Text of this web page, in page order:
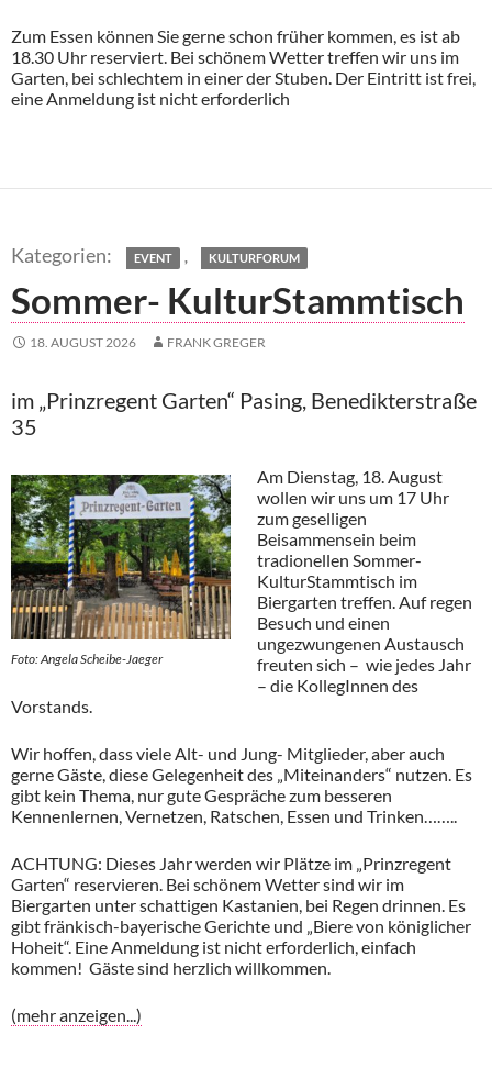
Zum Essen können Sie gerne schon früher kommen, es ist ab
18.30 Uhr reserviert. Bei schönem Wetter treffen wir uns im
Garten, bei schlechtem in einer der Stuben. Der Eintritt ist frei,
eine Anmeldung ist nicht erforderlich
EVENT , KULTURFORUM
Sommer- KulturStammtisch
18. AUGUST 2026 FRANK GREGER
im „Prinzregent Garten“ Pasing, Benedikterstraße
35
Foto: Angela Scheibe-Jaeger
Am Dienstag, 18. August
wollen wir uns um 17 Uhr
zum geselligen
Beisammensein beim
tradionellen Sommer-
KulturStammtisch im
Biergarten treffen. Auf regen
Besuch und einen
ungezwungenen Austausch
freuten sich – wie jedes Jahr
– die KollegInnen des
Vorstands.
Wir hoffen, dass viele Alt- und Jung- Mitglieder, aber auch
gerne Gäste, diese Gelegenheit des „Miteinanders“ nutzen. Es
gibt kein Thema, nur gute Gespräche zum besseren
Kennenlernen, Vernetzen, Ratschen, Essen und Trinken……..
ACHTUNG: Dieses Jahr werden wir Plätze im „Prinzregent
Garten“ reservieren. Bei schönem Wetter sind wir im
Biergarten unter schattigen Kastanien, bei Regen drinnen. Es
gibt fränkisch-bayerische Gerichte und „Biere von königlicher
Hoheit“. Eine Anmeldung ist nicht erforderlich, einfach
kommen! Gäste sind herzlich willkommen.
(mehr anzeigen...)